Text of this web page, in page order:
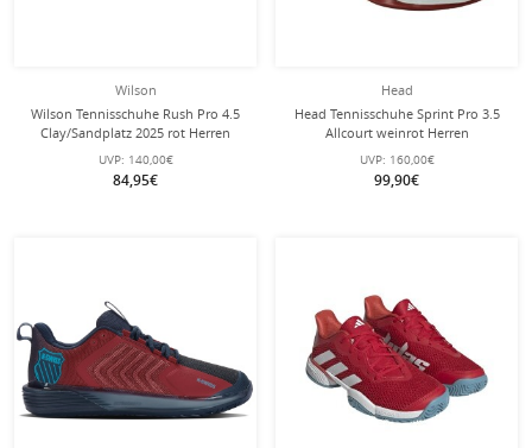
Wilson
Wilson Tennisschuhe Rush Pro 4.5
Clay/Sandplatz 2025 rot Herren
UVP: 140,00€
84,95€
Head
Head Tennisschuhe Sprint Pro 3.5
Allcourt weinrot Herren
UVP: 160,00€
99,90€